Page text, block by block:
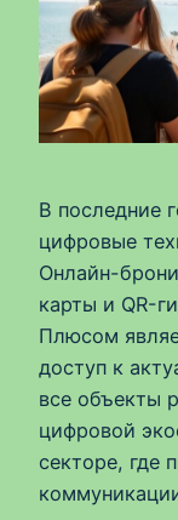
В последние
цифровые
Онлайн-
карты и QR-
Плюсом
доступ к
все объекты
цифровой
секторе, где